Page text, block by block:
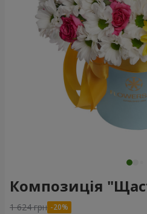
Композиція
1 624 грн